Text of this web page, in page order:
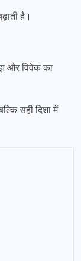
है।
और विवेक का
सही दिशा में